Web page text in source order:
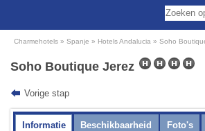
Charmehotels Spanje Hotels Andalucia Soho
Soho Boutique Jerez
Vorige stap
Informatie Beschikbaarheid Foto's